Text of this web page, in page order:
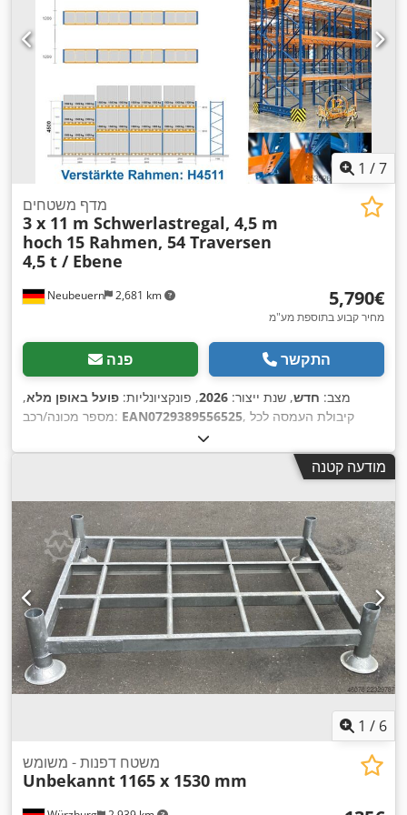
1 /7
Neubeuern 2,681 km
מדף משטחים
3 x 11 m Schwerlastregal, 4,5 m
hoch 15 Rahmen, 54 Traversen
4,5 t / Ebene
‏5,790 ‏€
מחיר קבוע בתוספת מע"מ
פנה התקשר
מצב: חדש, שנת ייצור: 2026, פונקציונליות: פועל באופן מלא,
מספר מכונה/רכב: EAN0729389556525, קיבולת העמסה לכל
, אורך כולל:
4,500 מ"מ
, גובה המדף:4,500 מ"מ , מספר שורות של מדפים:3
,
יכולת העמסה:
קורות תמך (מקסימלי):4,500 ק"ג , אורך המדף: 34,000 מ"מ
, אורך
תמיכה: 2,700 מ"מ ,
מודעה קטנה
1 / 6
משטח דפנות - משומש
Unbekannt 1165 x 1530 mm